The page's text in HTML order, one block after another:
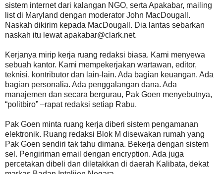
sistem internet dari kalangan NGO, serta Apakabar, mailing
list di Maryland dengan moderator John MacDougall.
Naskah dikirim kepada MacDougall. Dia lantas sebarkan
naskah itu lewat apakabar@clark.net.
Kerjanya mirip kerja ruang redaksi biasa. Kami menyewa
sebuah kantor. Kami mempekerjakan wartawan, editor,
teknisi, kontributor dan lain-lain. Ada bagian keuangan. Ada
bagian personalia. Ada penggalangan dana. Ada
manajemen dan secara bergurau, Pak Goen menyebutnya,
“politbiro” –rapat redaksi setiap Rabu.
Pak Goen minta ruang kerja diberi sistem pengamanan
elektronik. Ruang redaksi Blok M disewakan rumah yang
Pak Goen sendiri tak tahu dimana. Bekerja dengan sistem
sel. Pengiriman email dengan encryption. Ada juga
percetakan dibeli dan diletakkan di daerah Kalibata, dekat